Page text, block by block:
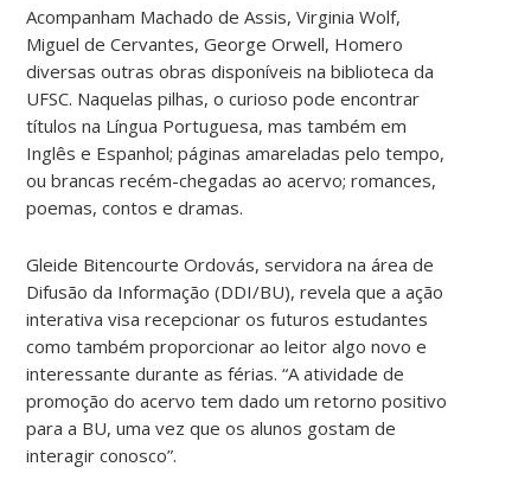
Acompanham Machado de Assis, Virginia Wolf,
Miguel de Cervantes, George Orwell, Homero
diversas outras obras disponíveis na biblioteca da
UFSC. Naquelas pilhas, o curioso pode encontrar
títulos na Língua Portuguesa, mas também em
Inglês e Espanhol; páginas amareladas pelo tempo,
ou brancas recém-chegadas ao acervo; romances,
poemas, contos e dramas.
Gleide Bitencourte Ordovás, servidora na área de
Difusão da Informação (DDI/BU), revela que a ação
interativa visa recepcionar os futuros estudantes
como também proporcionar ao leitor algo novo e
interessante durante as férias. “A atividade de
promoção do acervo tem dado um retorno positivo
para a BU, uma vez que os alunos gostam de
interagir conosco”.